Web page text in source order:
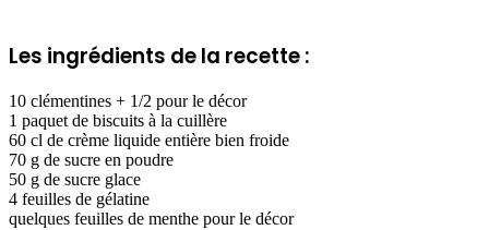
Les ingrédients de la recette :
10 clémentines + 1/2 pour le décor
1 paquet de biscuits à la cuillère
60 cl de crème liquide entière bien froide
70 g de sucre en poudre
50 g de sucre glace
4 feuilles de gélatine
quelques feuilles de menthe pour le décor